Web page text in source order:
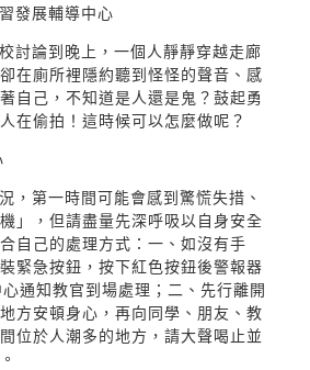
發展輔導中心
討論到晚上，一個人靜靜穿越走廊
在廁所裡隱約聽到怪怪的聲音、感
自己，不知道是人還是鬼？鼓起勇
在偷拍！這時候可以怎麼做呢？
，第一時間可能會感到驚慌失措、
」，但請盡量先深呼吸以自身安全
自己的處理方式：一、如沒有手
緊急按鈕，按下紅色按鈕後警報器
通知教官到場處理；二、先行離開
方安頓身心，再向同學、朋友、教
位於人潮多的地方，請大聲喝止並